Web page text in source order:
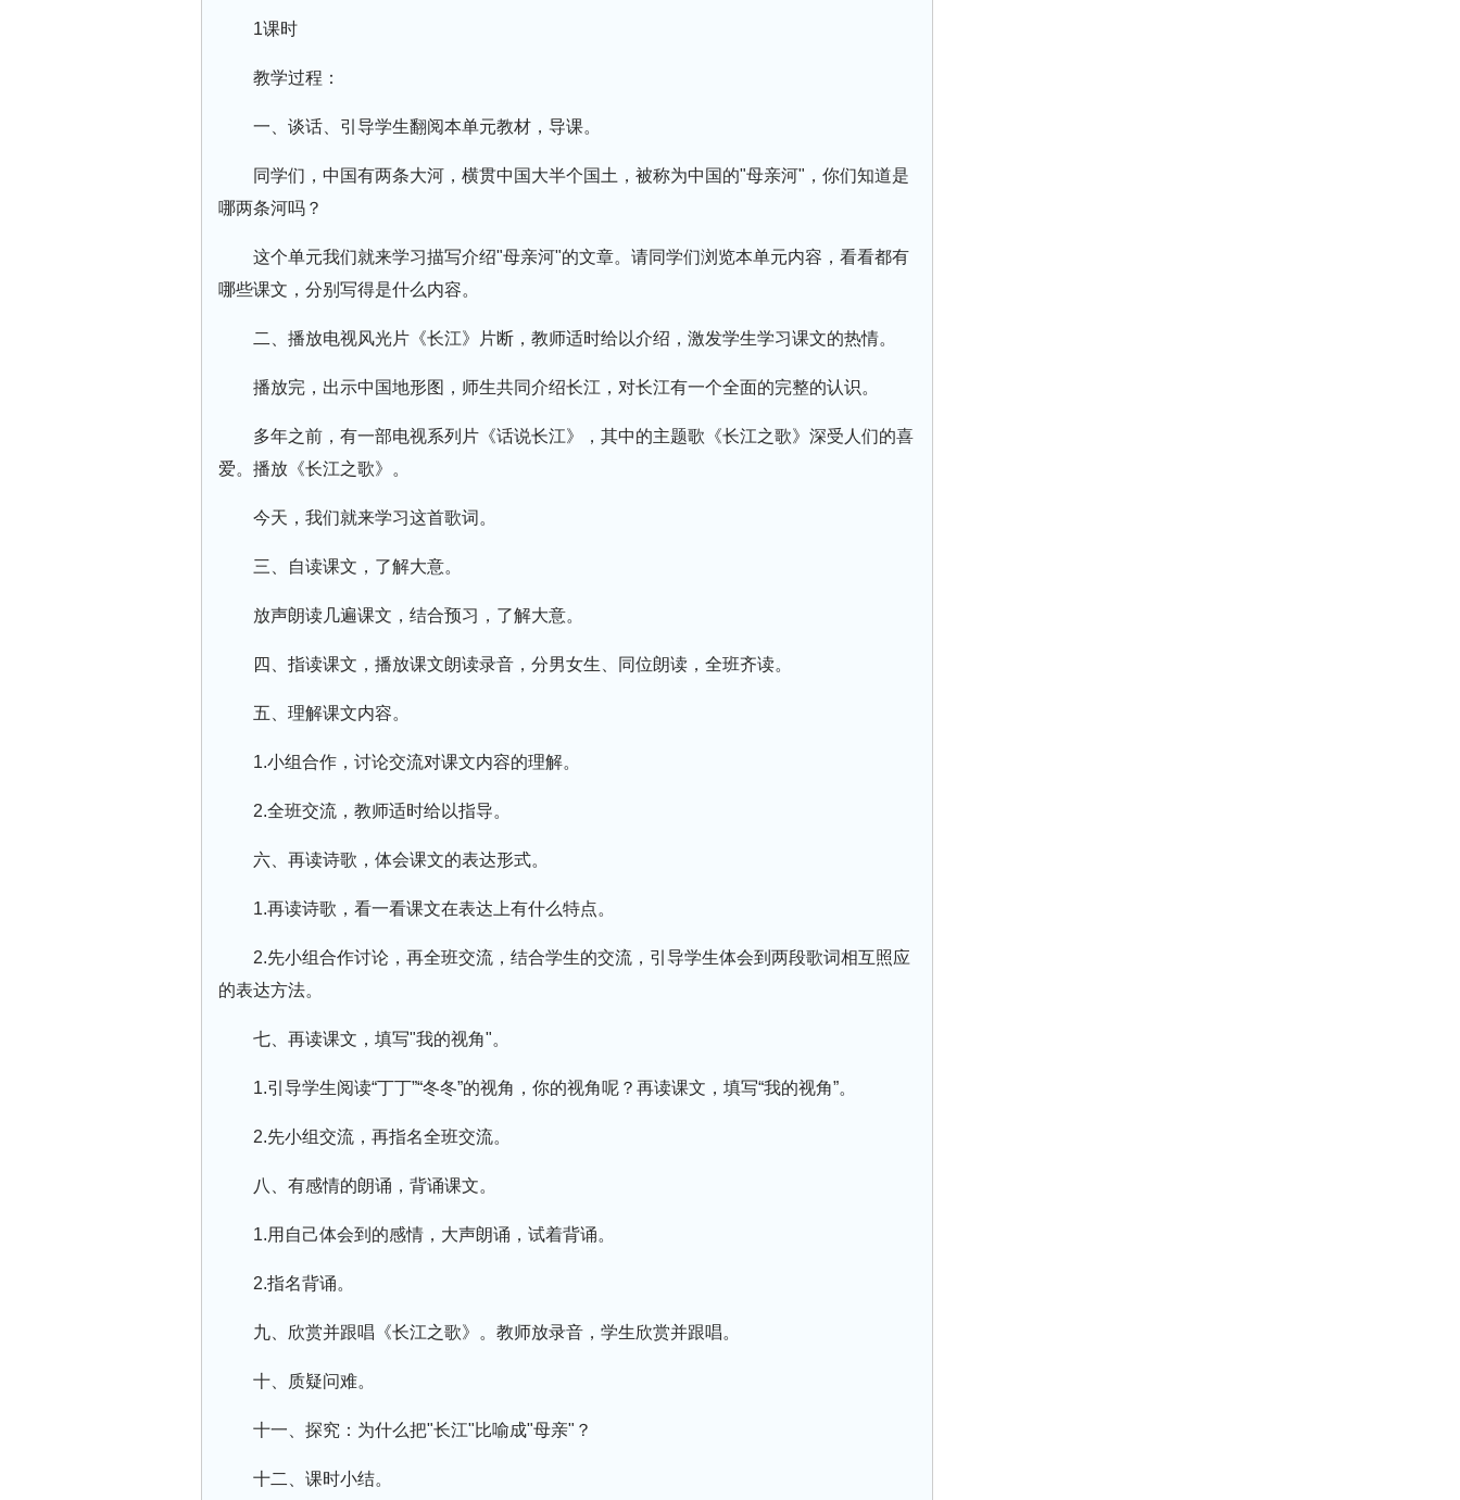
1课时
教学过程：
一、谈话、引导学生翻阅本单元教材，导课。
同学们，中国有两条大河，横贯中国大半个国土，被称为中国的"母亲河"，你们知道是
哪两条河吗？
这个单元我们就来学习描写介绍"母亲河"的文章。请同学们浏览本单元内容，看看都有
哪些课文，分别写得是什么内容。
二、播放电视风光片《长江》片断，教师适时给以介绍，激发学生学习课文的热情。
播放完，出示中国地形图，师生共同介绍长江，对长江有一个全面的完整的认识。
多年之前，有一部电视系列片《话说长江》，其中的主题歌《长江之歌》深受人们的喜
爱。播放《长江之歌》。
今天，我们就来学习这首歌词。
三、自读课文，了解大意。
放声朗读几遍课文，结合预习，了解大意。
四、指读课文，播放课文朗读录音，分男女生、同位朗读，全班齐读。
五、理解课文内容。
1.小组合作，讨论交流对课文内容的理解。
2.全班交流，教师适时给以指导。
六、再读诗歌，体会课文的表达形式。
1.再读诗歌，看一看课文在表达上有什么特点。
2.先小组合作讨论，再全班交流，结合学生的交流，引导学生体会到两段歌词相互照应
的表达方法。
七、再读课文，填写"我的视角"。
1.引导学生阅读“丁丁”“冬冬”的视角，你的视角呢？再读课文，填写“我的视角”。
2.先小组交流，再指名全班交流。
八、有感情的朗诵，背诵课文。
1.用自己体会到的感情，大声朗诵，试着背诵。
2.指名背诵。
九、欣赏并跟唱《长江之歌》。教师放录音，学生欣赏并跟唱。
十、质疑问难。
十一、探究：为什么把"长江"比喻成"母亲"？
十二、课时小结。